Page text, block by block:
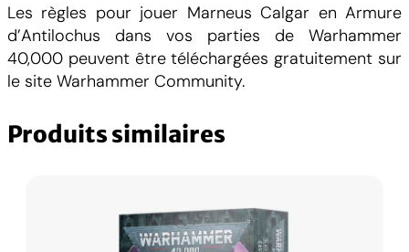
Les règles pour jouer Marneus Calgar en Armure
d’Antilochus dans vos parties de Warhammer
40,000 peuvent être téléchargées gratuitement sur
le site Warhammer Community.
Produits similaires